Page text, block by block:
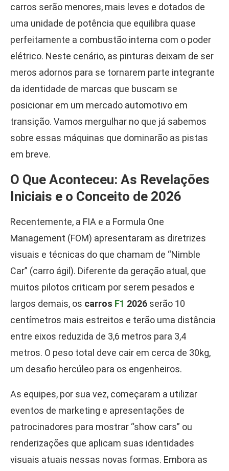
carros serão menores, mais leves e dotados de
uma unidade de potência que equilibra quase
perfeitamente a combustão interna com o poder
elétrico. Neste cenário, as pinturas deixam de ser
meros adornos para se tornarem parte integrante
da identidade de marcas que buscam se
posicionar em um mercado automotivo em
transição. Vamos mergulhar no que já sabemos
sobre essas máquinas que dominarão as pistas
em breve.
O Que Aconteceu: As Revelações
Iniciais e o Conceito de 2026
Recentemente, a FIA e a Formula One
Management (FOM) apresentaram as diretrizes
visuais e técnicas do que chamam de “Nimble
Car” (carro ágil). Diferente da geração atual, que
muitos pilotos criticam por serem pesados e
largos demais, os carros F1 2026 serão 10
centímetros mais estreitos e terão uma distância
entre eixos reduzida de 3,6 metros para 3,4
metros. O peso total deve cair em cerca de 30kg,
um desafio hercúleo para os engenheiros.
As equipes, por sua vez, começaram a utilizar
eventos de marketing e apresentações de
patrocinadores para mostrar “show cars” ou
renderizações que aplicam suas identidades
visuais atuais nessas novas formas. Embora as